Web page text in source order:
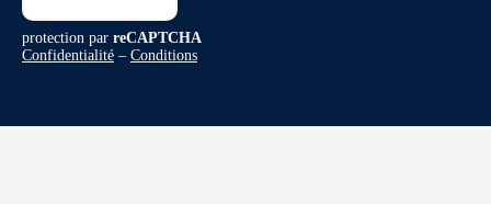
protection par reCAPTCHA
Confidentialité – Conditions